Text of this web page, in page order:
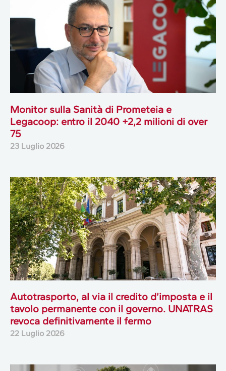
Monitor sulla Sanità di Prometeia e
Legacoop: entro il 2040 +2,2 milioni di over
75
23 Luglio 2026
Autotrasporto, al via il credito d’imposta e il
tavolo permanente con il governo. UNATRAS
revoca definitivamente il fermo
22 Luglio 2026